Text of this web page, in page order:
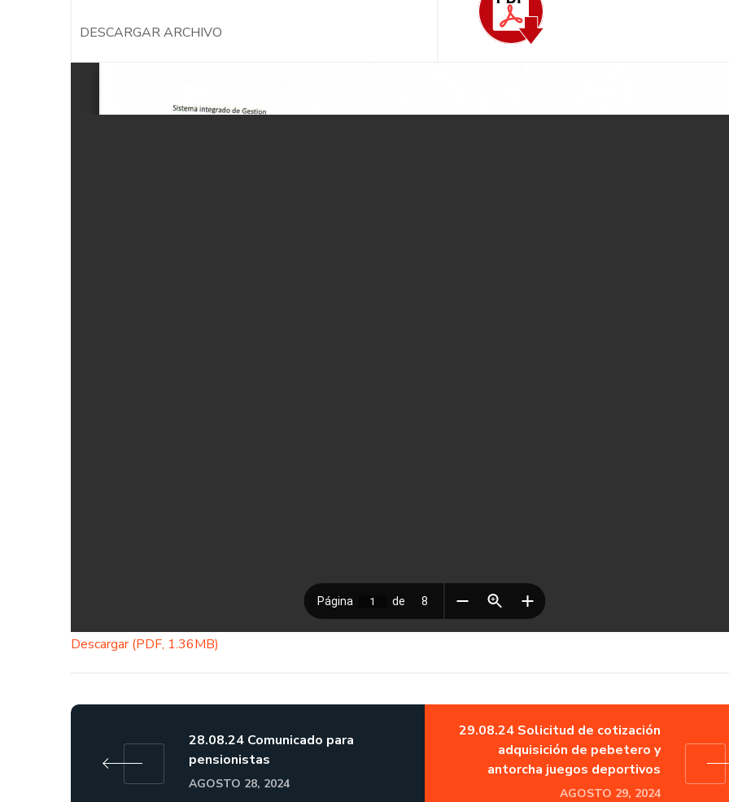
DESCARGAR ARCHIVO
Descargar (PDF, 1.36MB)
28.08.24 Comunicado para
pensionistas
AGOSTO 28, 2024
29.08.24 Solicitud de cotización
adquisición de pebetero y
antorcha juegos deportivos
AGOSTO 29, 2024